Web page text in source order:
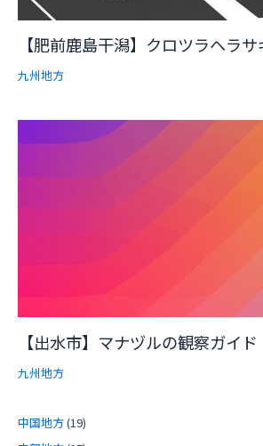
【肥前鹿島干潟】クロツラヘラ
九州地方
【出水市】マナヅルの観察ガイド
九州地方
中国地方(19)